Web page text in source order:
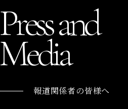
Press and
Media
報道関係者の皆様へ